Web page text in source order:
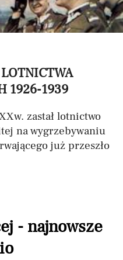
1926-1939
zastał lotnictwo
na wygrzebywaniu
już przeszło
- najnowsze